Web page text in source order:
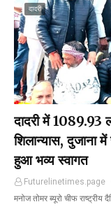
दादरी
दादरी में
शिलान्यास, दुजाना
हुआ भव्य स्वागत
Futurelinetimes.page
मनोज तोमर ब्यूरो चीफ